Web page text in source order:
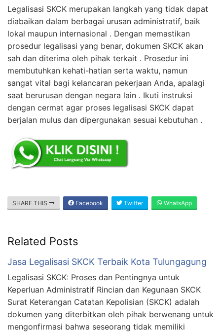
Legalisasi SKCK merupakan langkah yang tidak dapat
diabaikan dalam berbagai urusan administratif, baik
lokal maupun internasional . Dengan memastikan
prosedur legalisasi yang benar, dokumen SKCK akan
sah dan diterima oleh pihak terkait . Prosedur ini
membutuhkan kehati-hatian serta waktu, namun
sangat vital bagi kelancaran pekerjaan Anda, apalagi
saat berurusan dengan negara lain . Ikuti instruksi
dengan cermat agar proses legalisasi SKCK dapat
berjalan mulus dan dipergunakan sesuai kebutuhan .
SHARE THIS Facebook Twitter WhatsApp
Related Posts
Jasa Legalisasi SKCK Terbaik Kota Tulungagung
Legalisasi SKCK: Proses dan Pentingnya untuk
Keperluan Administratif Rincian dan Kegunaan SKCK
Surat Keterangan Catatan Kepolisian (SKCK) adalah
dokumen yang diterbitkan oleh pihak berwenang untuk
mengonfirmasi bahwa seseorang tidak memiliki